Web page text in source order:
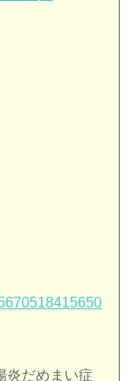
炎だめまい症